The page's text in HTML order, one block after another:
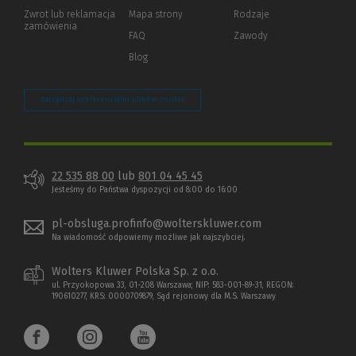
innej
Zwrot lub reklamacja
zamówienia
Mapa strony
FAQ
Blog
Rodzaje
Zawody
Zarządzaj preferencjami plików cookie
22 535 88 00 lub 801 04 45 45
Jesteśmy do Państwa dyspozycji od 8:00 do 16:00
pl-obsluga.profinfo@wolterskluwer.com
Na wiadomość odpowiemy możliwe jak najszybciej.
Wolters Kluwer Polska Sp. z o.o.
ul. Przyokopowa 33, 01-208 Warszawa; NIP: 583-001-89-31, REGON:
190610277, KRS: 0000709879, Sąd rejonowy dla M.S. Warszawy